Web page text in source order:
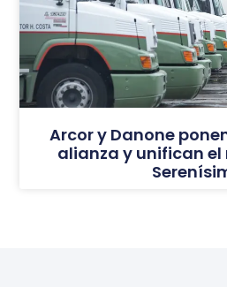
Arcor y Danone
alianza y unifican el